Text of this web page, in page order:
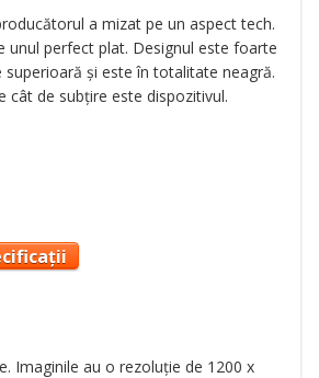
a mizat pe un aspect tech.
perfect plat. Designul este foarte
și este în totalitate neagră.
cât de subțire este dispozitivul.
Imaginile au o rezoluție de 1200 x